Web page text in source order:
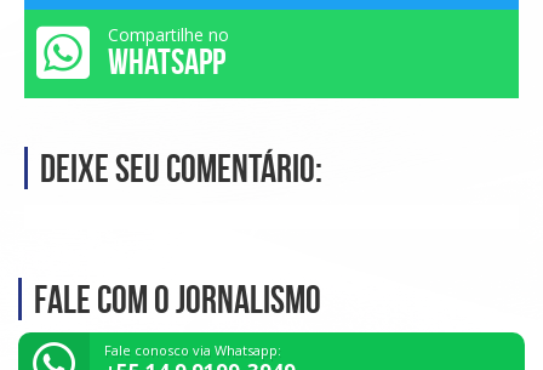
Compartilhe no
WHATSAPP
Deixe seu comentário:
Fale com o Jornalismo
Fale conosco via Whatsapp: